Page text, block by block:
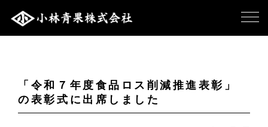
「令和７年度食品ロス削減推進表彰」
の表彰式に出席しました